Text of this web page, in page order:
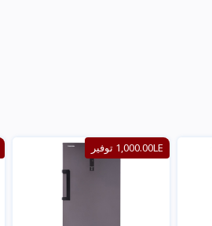
1,000.00LE توفير